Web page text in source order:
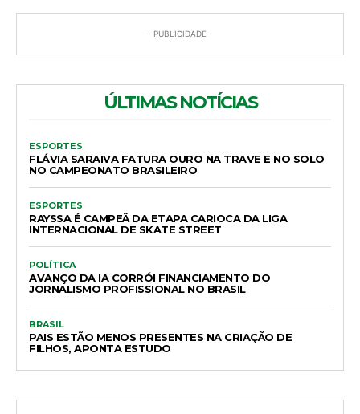
- PUBLICIDADE -
ÚLTIMAS NOTÍCIAS
ESPORTES
FLÁVIA SARAIVA FATURA OURO NA TRAVE E NO SOLO
NO CAMPEONATO BRASILEIRO
ESPORTES
RAYSSA É CAMPEÃ DA ETAPA CARIOCA DA LIGA
INTERNACIONAL DE SKATE STREET
POLÍTICA
AVANÇO DA IA CORRÓI FINANCIAMENTO DO
JORNALISMO PROFISSIONAL NO BRASIL
BRASIL
PAIS ESTÃO MENOS PRESENTES NA CRIAÇÃO DE
FILHOS, APONTA ESTUDO